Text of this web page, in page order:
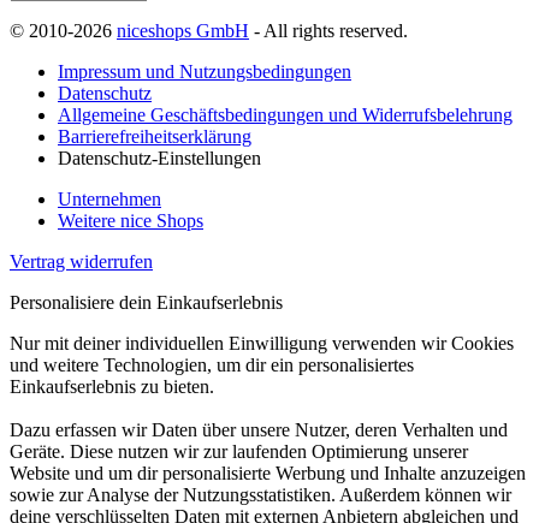
© 2010-2026 niceshops GmbH - All rights reserved.
Impressum und Nutzungsbedingungen
Datenschutz
Allgemeine Geschäftsbedingungen und Widerrufsbelehrung
Barrierefreiheitserklärung
Datenschutz-Einstellungen
Unternehmen
Weitere nice Shops
Vertrag widerrufen
Personalisiere dein Einkaufserlebnis
Nur mit deiner individuellen Einwilligung verwenden wir Cookies
und weitere Technologien, um dir ein personalisiertes
Einkaufserlebnis zu bieten.
Dazu erfassen wir Daten über unsere Nutzer, deren Verhalten und
Geräte. Diese nutzen wir zur laufenden Optimierung unserer
Website und um dir personalisierte Werbung und Inhalte anzuzeigen
sowie zur Analyse der Nutzungsstatistiken. Außerdem können wir
deine verschlüsselten Daten mit externen Anbietern abgleichen und